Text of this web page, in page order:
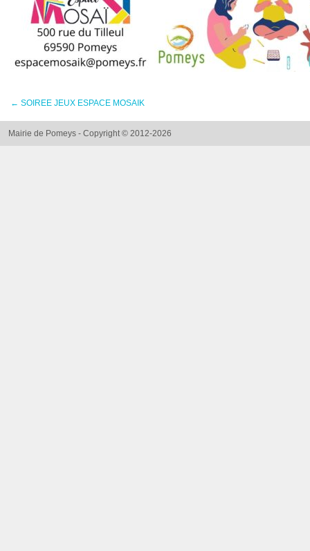
← SOIREE JEUX ESPACE MOSAIK
Mairie de Pomeys - Copyright © 2012-2026